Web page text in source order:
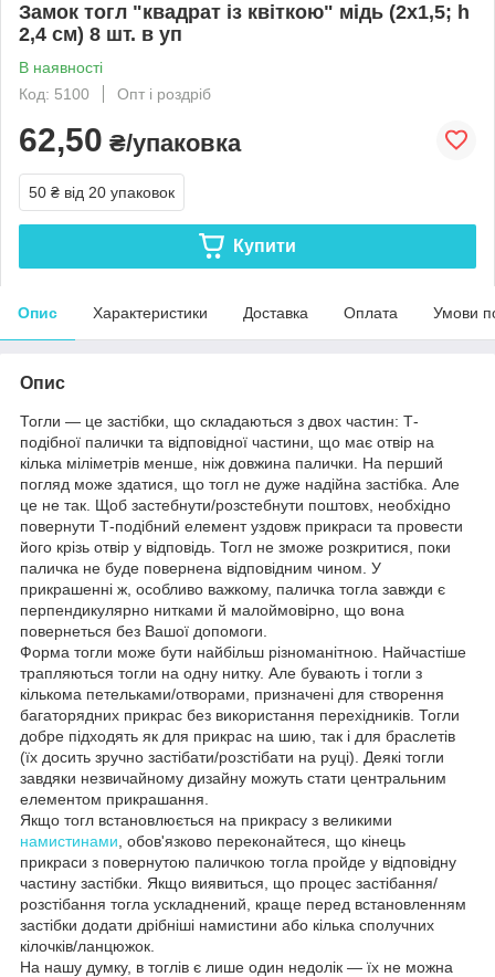
Замок тогл "квадрат із квіткою" мідь (2х1,5; h
2,4 см) 8 шт. в уп
В наявності
Код: 5100
Опт і роздріб
62,50 ₴/упаковка
50 ₴ від 20 упаковок
Купити
Опис Характеристики Доставка Оплата Умови
Опис
Тогли — це застібки, що складаються з двох частин: Т-
подібної палички та відповідної частини, що має отвір на
кілька міліметрів менше, ніж довжина палички. На перший
погляд може здатися, що тогл не дуже надійна застібка. Але
це не так. Щоб застебнути/розстебнути поштовх, необхідно
повернути Т-подібний елемент уздовж прикраси та провести
його крізь отвір у відповідь. Тогл не зможе розкритися, поки
паличка не буде повернена відповідним чином. У
прикрашенні ж, особливо важкому, паличка тогла завжди є
перпендикулярно нитками й малоймовірно, що вона
повернеться без Вашої допомоги.
Форма тогли може бути найбільш різноманітною. Найчастіше
трапляються тогли на одну нитку. Але бувають і тогли з
кількома петельками/отворами, призначені для створення
багаторядних прикрас без використання перехідників. Тогли
добре підходять як для прикрас на шию, так і для браслетів
(їх досить зручно застібати/розстібати на руці). Деякі тогли
завдяки незвичайному дизайну можуть стати центральним
елементом прикрашання.
Якщо тогл встановлюється на прикрасу з великими
намистинами , обов'язково переконайтеся, що кінець
прикраси з повернутою паличкою тогла пройде у відповідну
частину застібки. Якщо виявиться, що процес застібання/
розстібання тогла ускладнений, краще перед встановленням
застібки додати дрібніші намистини або кілька сполучних
кілочків/ланцюжок.
На нашу думку, в тоглів є лише один недолік — їх не можна